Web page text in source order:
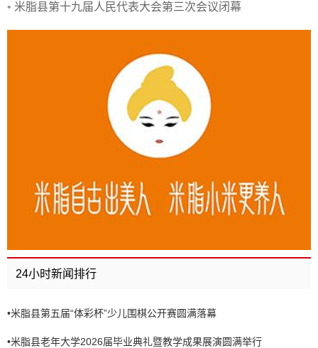
• 米脂县第十九届人民代表大会第三次会议闭幕
24小时新闻排行
•米脂县第五届“体彩杯”少儿围棋公开赛圆满落幕
•米脂县老年大学2026届毕业典礼暨教学成果展演圆满举行